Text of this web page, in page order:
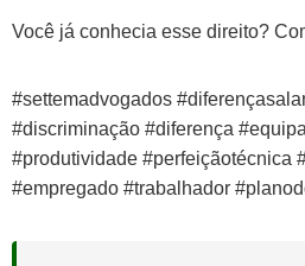
Você já conhecia esse direito?
#settemadvogados
#discriminação #diferença
#produtividade #perfeiçãotécnica
#empregado #trabalhador